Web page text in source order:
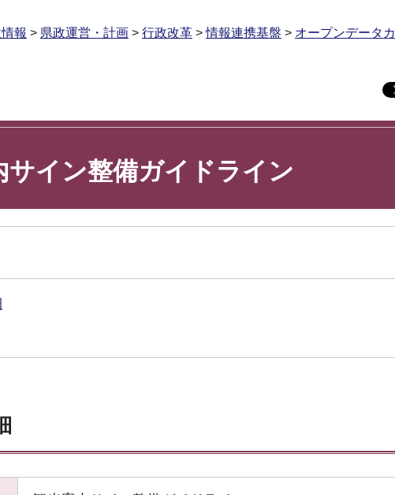
報 > 県政運営・計画 > 行政改革 >情報連携基盤 > オープンデータ
サイン整備ガイドライン